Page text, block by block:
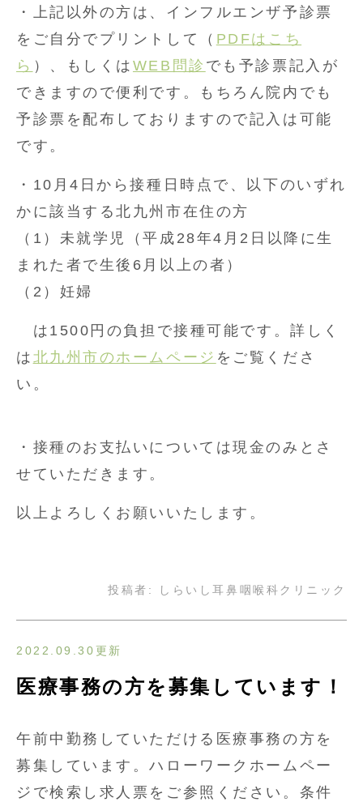
・上記以外の方は、インフルエンザ予診票
をご自分でプリントして（ PDFはこち
ら ）、もしくは WEB問診 でも予診票記入が
できますので便利です。もちろん院内でも
予診票を配布しておりますので記入は可能
です。
・10月4日から接種日時点で、以下のいずれ
かに該当する北九州市在住の方
（1）未就学児（平成28年4月2日以降に生
まれた者で生後6月以上の者）
（2）妊婦
は1500円の負担で接種可能です。詳しく
は 北九州市のホームページ をご覧くださ
い。
・接種のお支払いについては現金のみとさ
せていただきます。
以上よろしくお願いいたします。
投稿者: しらいし耳鼻咽喉科クリニック
2022.09.30更新
医療事務の方を募集しています！
午前中勤務していただける医療事務の方を
募集しています。ハローワークホームペー
ジで検索し求人票をご参照ください。条件